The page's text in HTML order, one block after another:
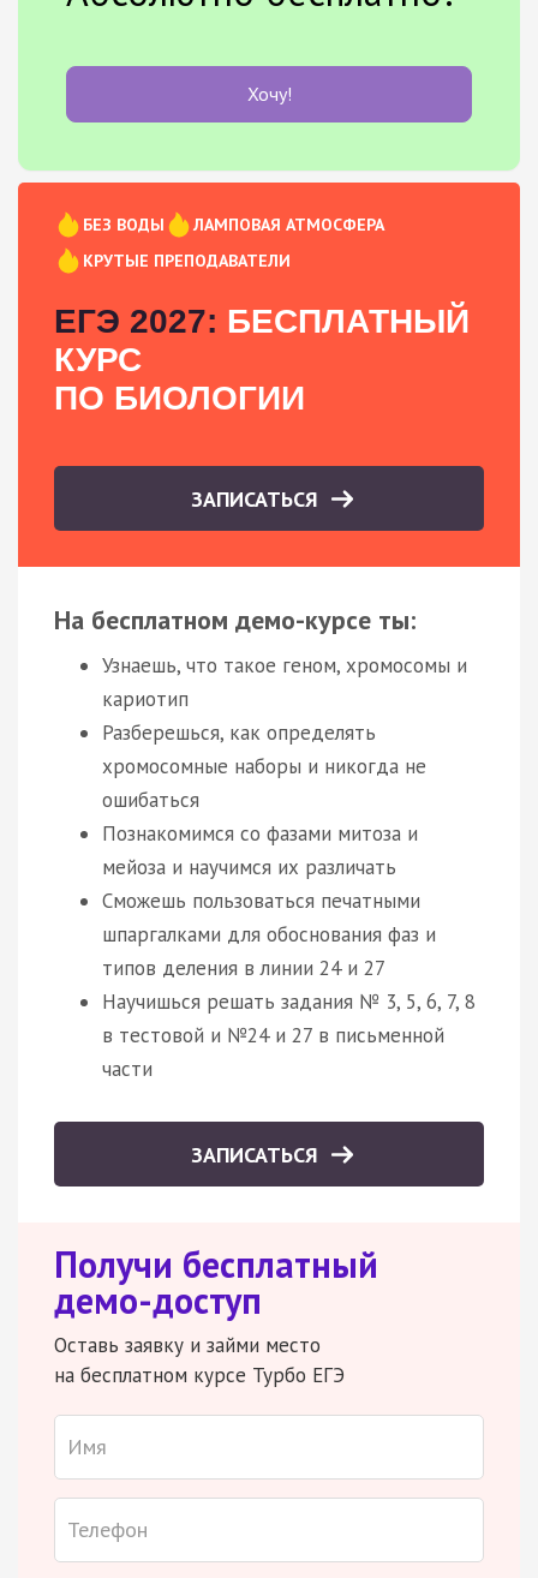
Хочу!
БЕЗ ВОДЫ
ЛАМПОВАЯ АТМОСФЕРА
КРУТЫЕ ПРЕПОДАВАТЕЛИ
ЕГЭ 2027: БЕСПЛАТНЫЙ
КУРС
ПО БИОЛОГИИ
ЗАПИСАТЬСЯ
На бесплатном демо-курсе ты:
Узнаешь, что такое геном, хромосомы и
кариотип
Разберешься, как определять
хромосомные наборы и никогда не
ошибаться
Познакомимся со фазами митоза и
мейоза и научимся их различать
Сможешь пользоваться печатными
шпаргалками для обоснования фаз и
типов деления в линии 24 и 27
Научишься решать задания № 3, 5, 6, 7, 8
в тестовой и №24 и 27 в письменной
части
ЗАПИСАТЬСЯ
Получи бесплатный
демо-доступ
Оставь заявку и займи место
на бесплатном курсе Турбо ЕГЭ